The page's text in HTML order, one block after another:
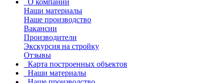
О компании
Наши материалы
Наше производство
Вакансии
Производители
Экскурсия на стройку
Отзывы
Карта построенных объектов
Наши материалы